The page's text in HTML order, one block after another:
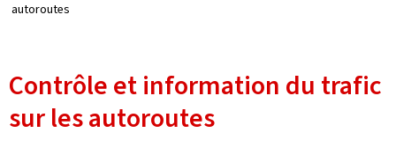
autoroutes
Contrôle et information du trafic
sur les autoroutes